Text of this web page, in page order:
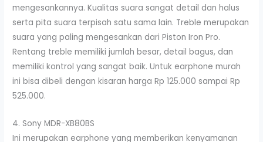
mengesankannya. Kualitas suara sangat detail dan halus
serta pita suara terpisah satu sama lain. Treble merupakan
suara yang paling mengesankan dari Piston Iron Pro.
Rentang treble memiliki jumlah besar, detail bagus, dan
memiliki kontrol yang sangat baik. Untuk earphone murah
ini bisa dibeli dengan kisaran harga Rp 125.000 sampai Rp
525.000.
4. Sony MDR-XB80BS
Ini merupakan earphone yang memberikan kenyamanan